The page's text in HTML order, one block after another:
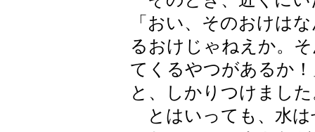
「おい、そのおけは
るおけじゃねえか。
てくるやつがあるか
と、しかりつけまし
とはいっても、水は